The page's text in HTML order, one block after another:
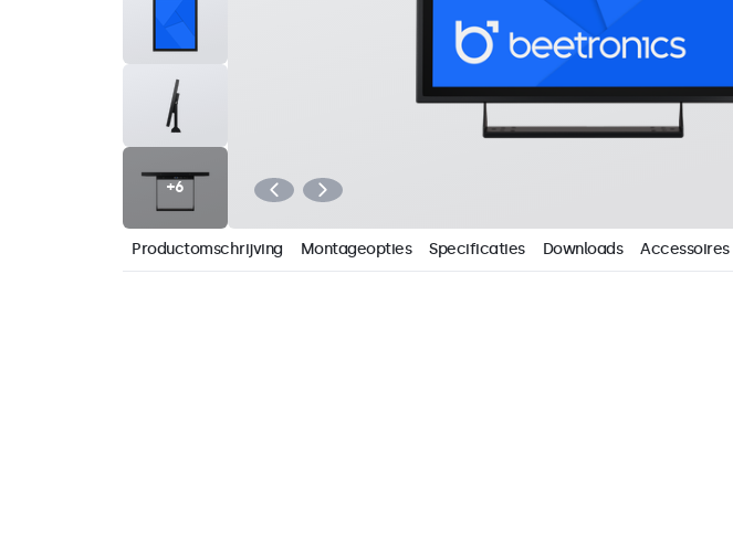
Productomschrijving Montageopties Specificaties Downloads Accessoires